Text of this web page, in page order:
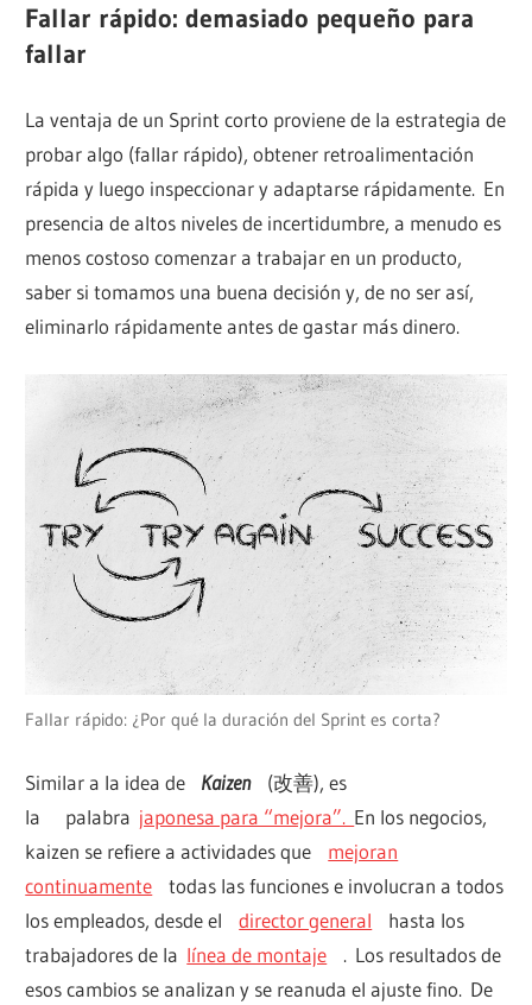
Fallar rápido: demasiado pequeño para
fallar
La ventaja de un Sprint corto proviene de la estrategia de
probar algo (fallar rápido), obtener retroalimentación
rápida y luego inspeccionar y adaptarse rápidamente. En
presencia de altos niveles de incertidumbre, a menudo es
menos costoso comenzar a trabajar en un producto,
saber si tomamos una buena decisión y, de no ser así,
eliminarlo rápidamente antes de gastar más dinero.
Fallar rápido: ¿Por qué la duración del Sprint es corta?
Similar a la idea de Kaizen(改善), es
la palabra japonesa para “mejora”. En los negocios,
kaizen se refiere a actividades que mejoran
continuamente todas las funciones e involucran a todos
los empleados, desde eldirector general hasta los
trabajadores de la línea de montaje . Los resultados de
esos cambios se analizan y se reanuda el ajuste fino. De